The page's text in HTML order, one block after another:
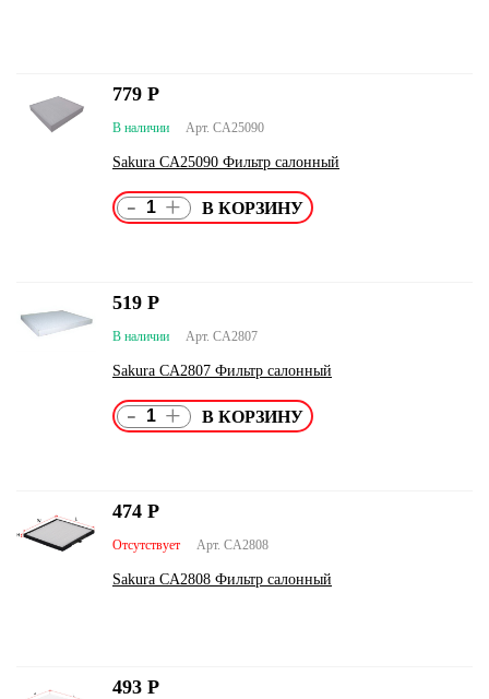
Арт. CA25090
В наличии
Sakura CA25090 Фильтр салонный
779 Р
- +
Арт. CA2807
В наличии
Sakura CA2807 Фильтр салонный
519 Р
- +
Арт. CA2808
Отсутствует
Sakura CA2808 Фильтр салонный
474 Р
493 Р